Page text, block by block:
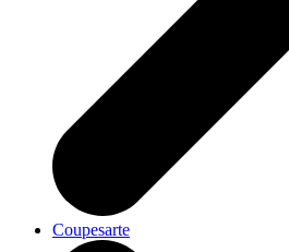
Coupesarte